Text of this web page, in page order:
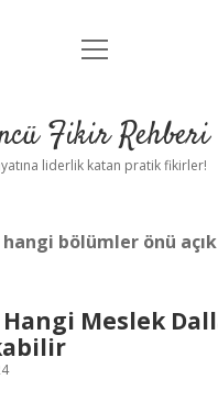
Anasayfa
Yasal Uyarı
menüyü
Fikir Rehberi
liderlik katan pratik fikirler!
hangi bölümler önü açık
Meslek